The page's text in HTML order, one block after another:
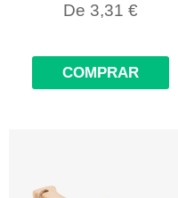
De 3,31 €
COMPRAR